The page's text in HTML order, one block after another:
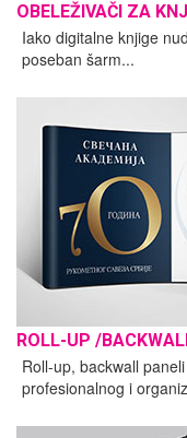
OBELEŽIVAČI ZA
Iako digitalne knjige
poseban šarm...
ROLL-UP /
Roll-up, backwall
profesionalnog i